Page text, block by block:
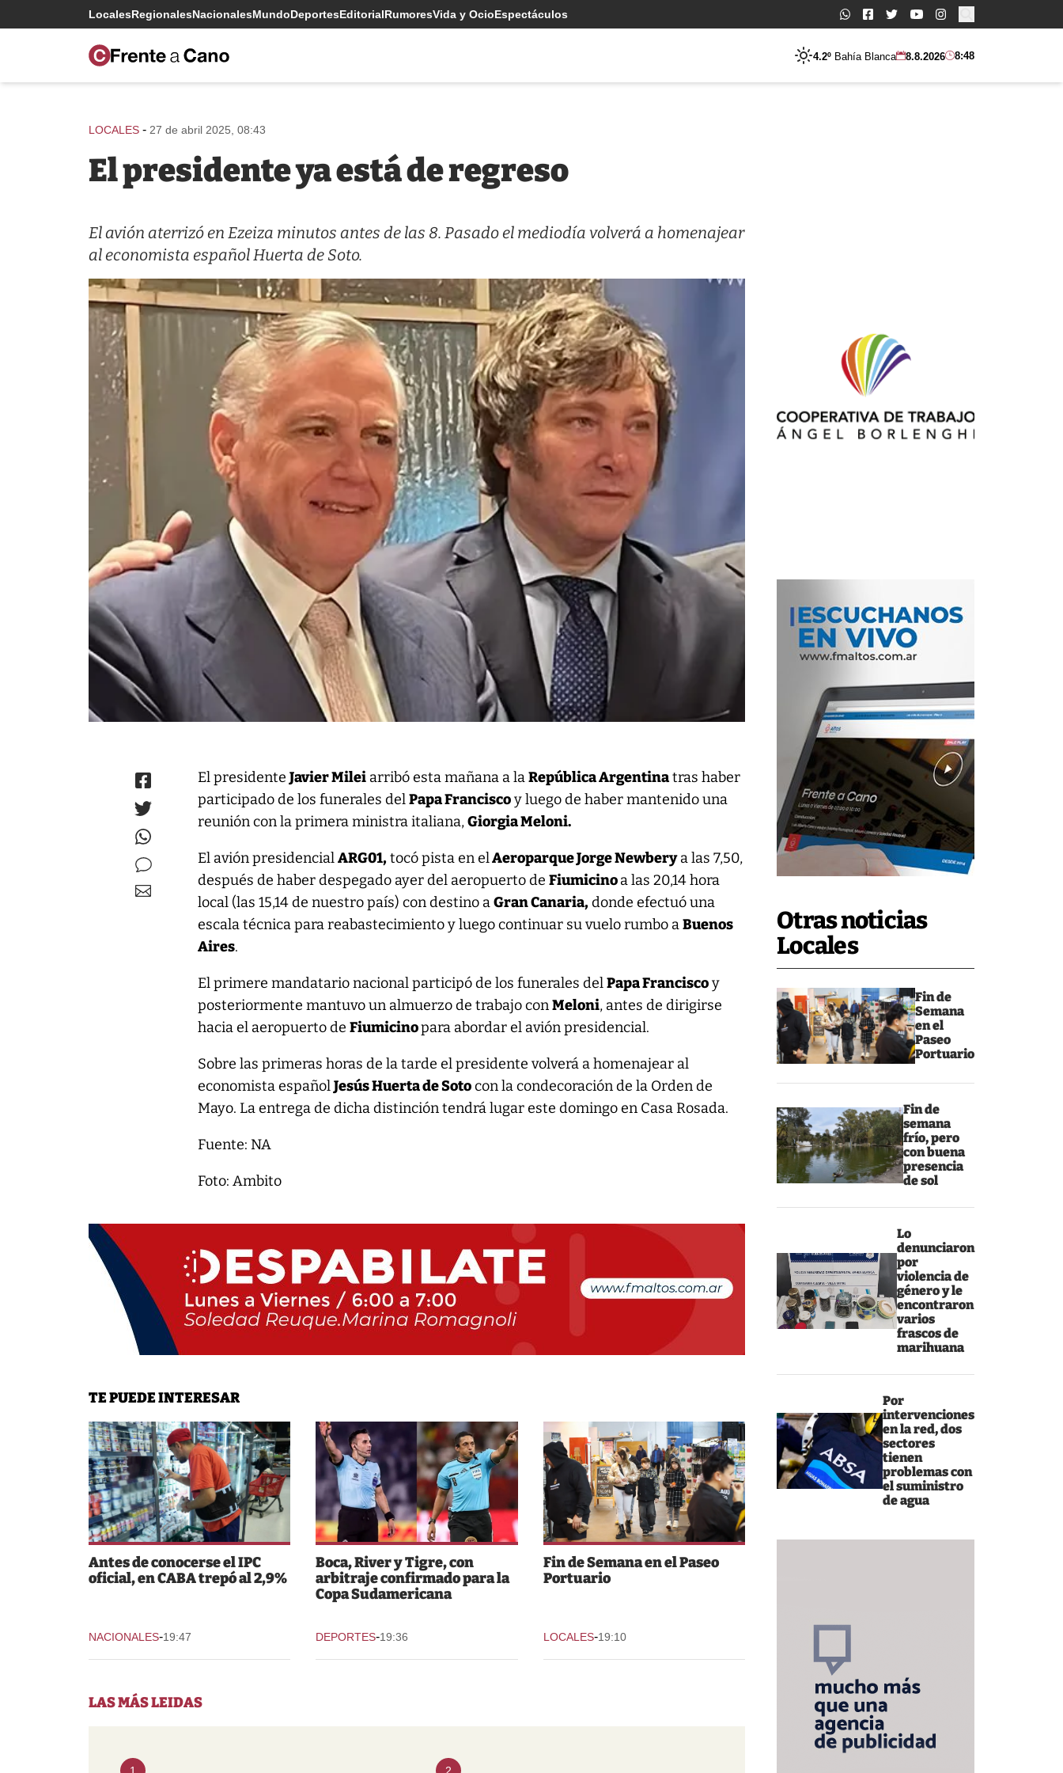
LocalesRegionalesNacionalesMundoDeportesEditorialRumoresVida y OcioEspectáculos Buscar:
4.2º Bahía Blanca 8.8.2026 8:48
Otras noticias
Locales
Fin de
Semana
en el
Paseo
Portuario
Fin de
semana
frío, pero
con buena
presencia
de sol
Lo
denunciaron
por
violencia de
género y le
encontraron
varios
frascos de
marihuana
Por
intervenciones
en la red, dos
sectores
tienen
problemas con
el suministro
de agua
LOCALES - 27 de abril 2025, 08:43
El presidente ya está de regreso
El avión aterrizó en Ezeiza minutos antes de las 8. Pasado el mediodía volverá a homenajear
al economista español Huerta de Soto.
El presidenteJavier Milei arribó esta mañana a laRepública Argentinatras haber
participado de los funerales delPapa Franciscoy luego de haber mantenido una
reunión con la primera ministra italiana,Giorgia Meloni.
El avión presidencialARG01,tocó pista en elAeroparque Jorge Newberya las 7,50,
después de haber despegado ayer del aeropuerto deFiumicinoa las 20,14 hora
local (las 15,14 de nuestro país) con destino aGran Canaria,donde efectuó una
escala técnica para reabastecimiento y luego continuar su vuelo rumbo aBuenos
Aires.
El primere mandatario nacional participó de los funerales delPapa Franciscoy
posteriormente mantuvo un almuerzo de trabajo conMeloni, antes de dirigirse
hacia el aeropuerto deFiumicinopara abordar el avión presidencial.
Sobre las primeras horas de la tarde el presidente volverá a homenajear al
economista españolJesús Huerta de Sotocon la condecoración de la Orden de
Mayo. La entrega de dicha distinción tendrá lugar este domingo en Casa Rosada.
Fuente: NA
Foto: Ambito
TE PUEDE INTERESAR
Antes de conocerse el IPC
oficial, en CABA trepó al 2,9%
NACIONALES-19:47
Boca, River y Tigre, con
arbitraje confirmado para la
Copa Sudamericana
DEPORTES-19:36
Fin de Semana en el Paseo
Portuario
LOCALES-19:10
LAS MÁS LEIDAS